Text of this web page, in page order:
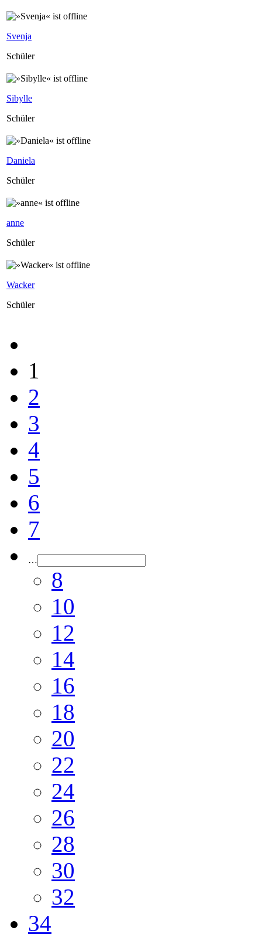
Svenja
Schüler
Sibylle
Schüler
Daniela
Schüler
anne
Schüler
Wacker
Schüler
1
2
3
4
5
6
7
…
8
10
12
14
16
18
20
22
24
26
28
30
32
34